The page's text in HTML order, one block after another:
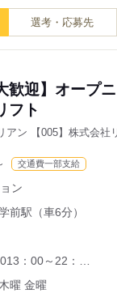
選考・応募先
歓迎】オープ
フト
アン 【005】株式会社
交通費一部支給
ン
前駅（車6分）
：00～22：…
曜 金曜